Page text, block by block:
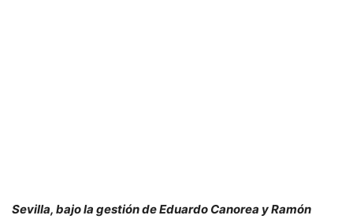
Sevilla, bajo la gestión de Eduardo Canorea y Ramón